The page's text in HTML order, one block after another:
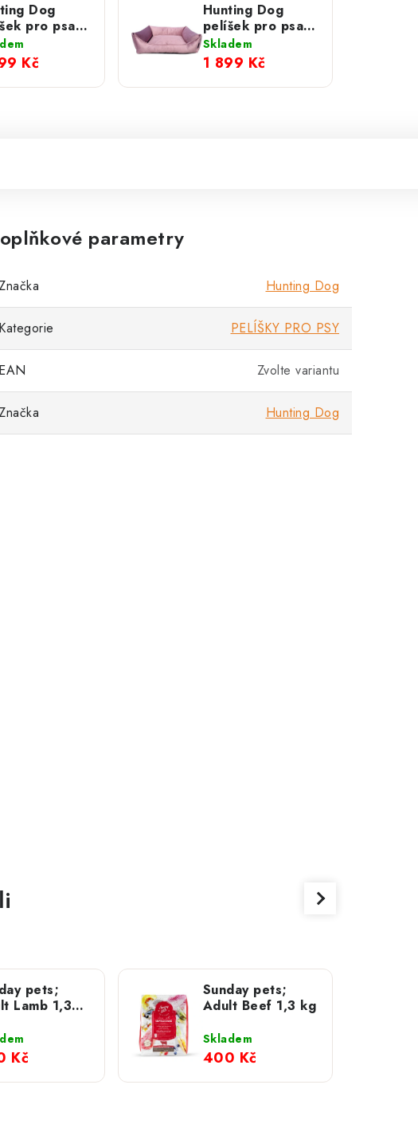
Dog
pro psa
Kč
Hunting Dog
pelíšek pro psa
Comfort růžový
Skladem
1 899 Kč
parametry
Značka Hunting Dog
Kategorie PELÍŠKY PRO PSY
EAN Zvolte variantu
Značka Hunting Dog
pets;
Lamb 1,3
Kč
Sunday pets;
Adult Beef 1,3 kg
Skladem
400 Kč